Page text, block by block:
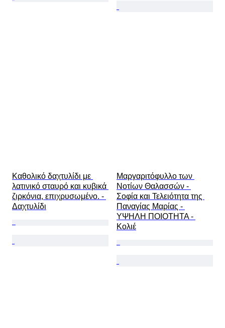
Καθολικό δαχτυλίδι με
λατινικό σταυρό και κυβικά
ζιρκόνια, επιχρυσωμένο. -
Δαχτυλίδι
Μαργαριτόφυλλο των
Νοτίων Θαλασσών -
Σοφία και Τελειότητα της
Παναγίας Μαρίας -
ΥΨΗΛΗ ΠΟΙΟΤΗΤΑ -
Κολιέ